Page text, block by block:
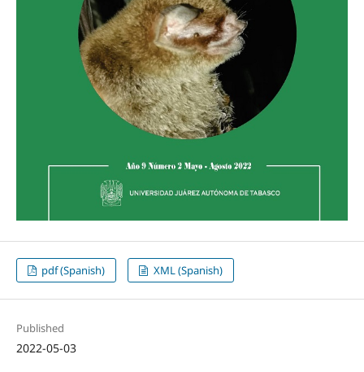
pdf (Spanish) XML (Spanish)
Published
2022-05-03